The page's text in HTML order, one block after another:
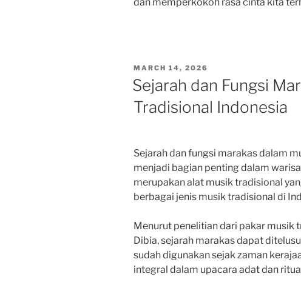
POSTED
MARCH 14, 2026
Sejarah dan Fungsi
Tradisional Indonesia
Sejarah dan fungsi marakas dalam
menjadi bagian penting dalam
merupakan alat musik tradisional
berbagai jenis musik tradisional di
Menurut penelitian dari pakar musik
Dibia, sejarah marakas dapat
sudah digunakan sejak zaman
integral dalam upacara adat dan